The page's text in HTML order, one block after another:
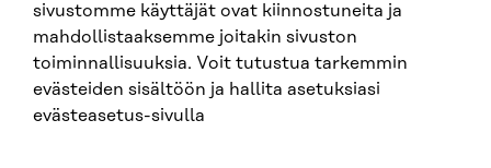
sivustomme käyttäjät ovat kiinnostuneita ja
mahdollistaaksemme joitakin sivuston
toiminnallisuuksia. Voit tutustua tarkemmin
evästeiden sisältöön ja hallita asetuksiasi
evästeasetus-sivulla
LinkedIn
Instagram
YouTube